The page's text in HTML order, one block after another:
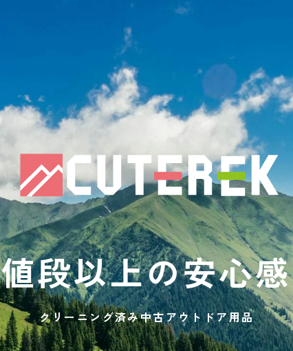
値段以上の安心感
クリーニング済み中古アウトドア用品